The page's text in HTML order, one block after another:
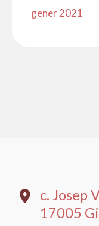
gener 2021
c. Josep
17005